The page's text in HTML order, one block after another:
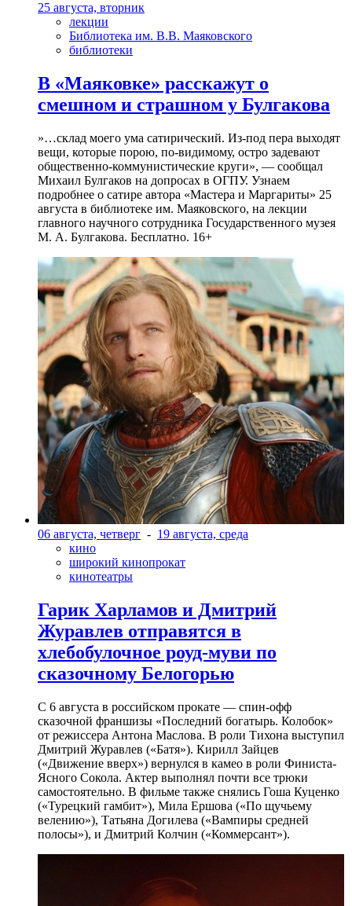
25 августа, вторник
лекции
Библиотека им. В.В. Маяковского
библиотеки
В «Маяковке» расскажут о
смешном и страшном у Булгакова
»…склад моего ума сатирический. Из-под пера выходят
вещи, которые порою, по-видимому, остро задевают
общественно-коммунистические круги», — сообщал
Михаил Булгаков на допросах в ОГПУ. Узнаем
подробнее о сатире автора «Мастера и Маргариты» 25
августа в библиотеке им. Маяковского, на лекции
главного научного сотрудника Государственного музея
М. А. Булгакова. Бесплатно. 16+
06 августа, четверг - 19 августа, среда
кино
широкий кинопрокат
кинотеатры
Гарик Харламов и Дмитрий
Журавлев отправятся в
хлебобулочное роуд-муви по
сказочному Белогорью
С 6 августа в российском прокате — спин-офф
сказочной франшизы «Последний богатырь. Колобок»
от режиссера Антона Маслова. В роли Тихона выступил
Дмитрий Журавлев («Батя»). Кирилл Зайцев
(«Движение вверх») вернулся в камео в роли Финиста-
Ясного Сокола. Актер выполнял почти все трюки
самостоятельно. В фильме также снялись Гоша Куценко
(«Турецкий гамбит»), Мила Ершова («По щучьему
велению»), Татьяна Догилева («Вампиры средней
полосы»), и Дмитрий Колчин («Коммерсант»).